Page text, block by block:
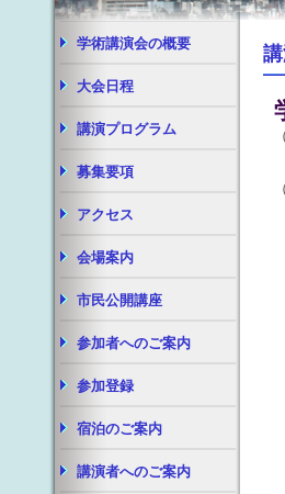
学術講演会の概要
大会日程
講演プログラム
募集要項
アクセス
会場案内
市民公開講座
参加者へのご案内
参加登録
宿泊のご案内
講演者へのご案内